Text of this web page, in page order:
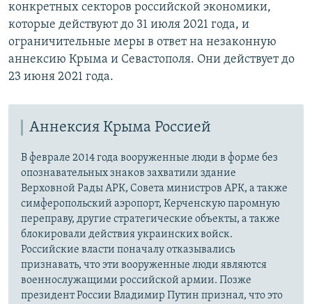
конкретных секторов российской экономики,
которые действуют до 31 июля 2021 года, и
ограничительные меры в ответ на незаконную
аннексию Крыма и Севастополя. Они действует до
23 июня 2021 года.
Аннексия Крыма Россией
В феврале 2014 года вооруженные люди в форме без
опознавательных знаков захватили здание
Верховной Рады АРК, Совета министров АРК, а также
симферопольский аэропорт, Керченскую паромную
переправу, другие стратегические объекты, а также
блокировали действия украинских войск.
Российские власти поначалу отказывались
признавать, что эти вооруженные люди являются
военнослужащими российской армии. Позже
президент России Владимир Путин признал, что это